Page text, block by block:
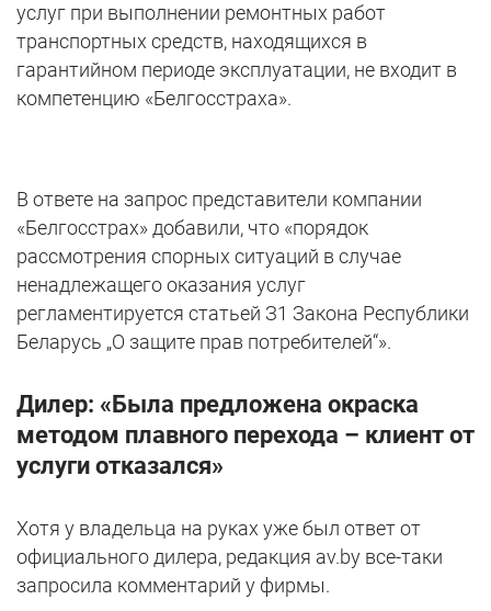
услуг при выполнении ремонтных работ
транспортных средств, находящихся в
гарантийном периоде эксплуатации, не входит в
компетенцию «Белгосстраха».
В ответе на запрос представители компании
«Белгосстрах» добавили, что «порядок
рассмотрения спорных ситуаций в случае
ненадлежащего оказания услуг
регламентируется статьей З1 Закона Республики
Беларусь „О защите прав потребителей“».
Дилер: «Была предложена окраска
методом плавного перехода – клиент от
услуги отказался»
Хотя у владельца на руках уже был ответ от
официального дилера, редакция av.by все-таки
запросила комментарий у фирмы.